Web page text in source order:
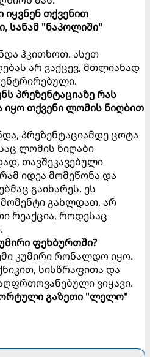
თქვენით
სანამ "ნაპოლიში"
ჰკითხოთ. ასეთ
არ ვაქცევ, მთლიანად
პრეზენტაციაზე რას
იყო თქვენი ლომის ნიღბით
პრეზენტაციამდე ცოტა
ლომის ნიღაბი
თავშეკავებული
იდეა მომეწონა და
გაიხარეს. ეს
გახლდათ, არ
რეაქცია, როდესაც
ფეხბურთში?
კუმირი რონალდო იყო.
სისწრაფითა და
ვიყავი.
გაზეთი "ლელო"